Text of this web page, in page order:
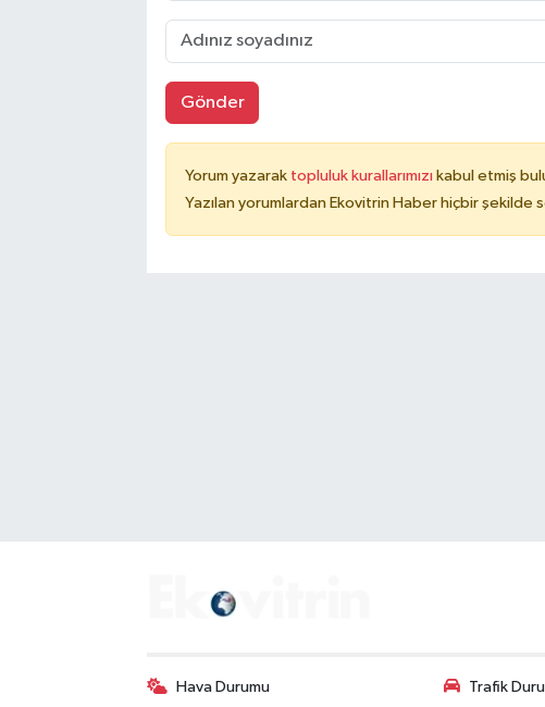
Gönder
Yorum yazarak topluluk kurallarımızı kabul etmiş
Yazılan yorumlardan Ekovitrin Haber hiçbir şekilde
Hava Durumu Trafik